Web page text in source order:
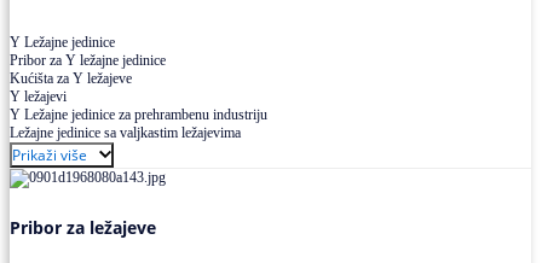
Y Ležajne jedinice
Pribor za Y ležajne jedinice
Kućišta za Y ležajeve
Y ležajevi
Y Ležajne jedinice za prehrambenu industriju
Ležajne jedinice sa valjkastim ležajevima
Prikaži više
Pribor za ležajeve